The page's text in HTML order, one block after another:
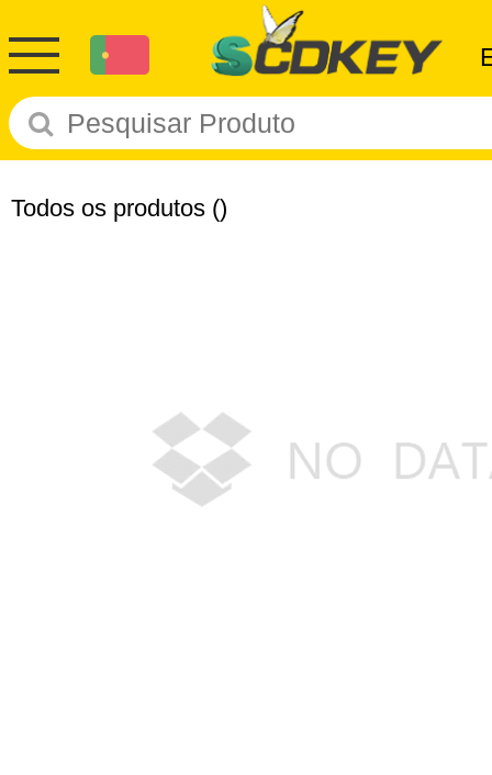
Todos os produtos ()